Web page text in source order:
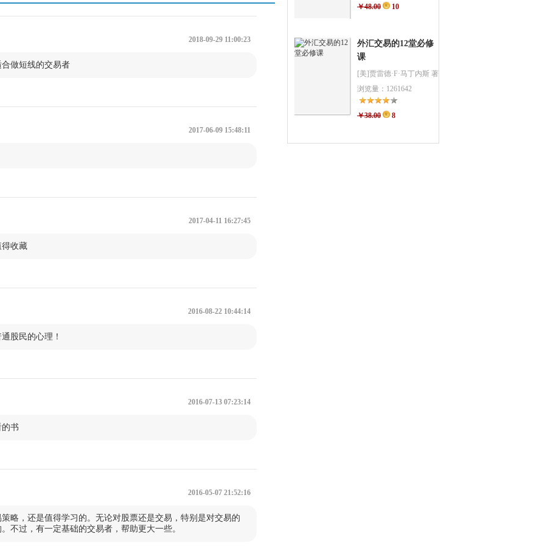
管理
第二节 实战范例2：首开股份
2018-09-29 11:00:23
做短线的交易者
2017-06-09 15:48:11
2017-04-11 16:27:45
收藏
2016-08-22 10:44:14
股民的心理！
2016-07-13 07:23:14
书
2016-05-07 21:52:16
略，还是值得学习的。无论对股票还是交易，特别是对交易的
不过，有一定基础的交易者，帮助更大一些。
￥48.00 10
外汇交易的12堂必修
课
[美]贾雷德·F·马丁内斯 著
浏览量：1261642
￥38.00 8